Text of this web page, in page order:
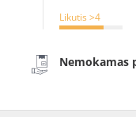
Likutis >4
Nemokamas